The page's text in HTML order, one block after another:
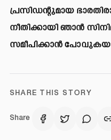
പ്രസിഡന്റുമായ
നീതിക്കായി ഞാൻ
സമീപിക്കാൻ
SHARE THIS STORY
Share